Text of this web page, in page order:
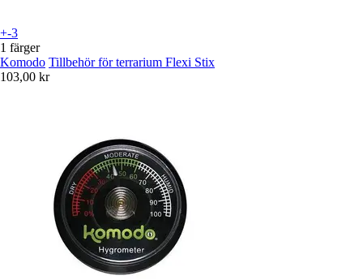
+-3
1 färger
Komodo Tillbehör för terrarium Flexi Stix
103,00 kr